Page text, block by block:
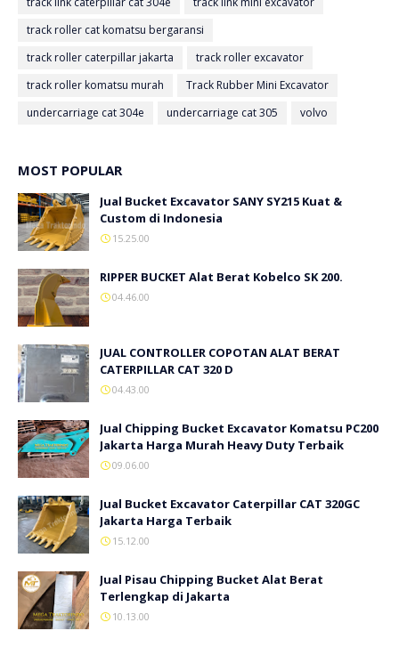
track roller cat komatsu bergaransi
track roller caterpillar jakarta
track roller excavator
track roller komatsu murah
Track Rubber Mini Excavator
undercarriage cat 304e
undercarriage cat 305 volvo
MOST POPULAR
Jual Bucket Excavator SANY SY215 Kuat &
Custom di Indonesia
15.25.00
RIPPER BUCKET Alat Berat Kobelco SK 200.
04.46.00
JUAL CONTROLLER COPOTAN ALAT BERAT
CATERPILLAR CAT 320 D
04.43.00
Jual Chipping Bucket Excavator Komatsu PC200
Jakarta Harga Murah Heavy Duty Terbaik
09.06.00
Jual Bucket Excavator Caterpillar CAT 320GC
Jakarta Harga Terbaik
15.12.00
Jual Pisau Chipping Bucket Alat Berat
Terlengkap di Jakarta
10.13.00